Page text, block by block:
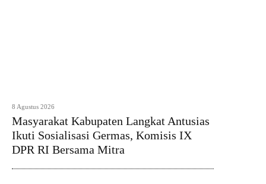
8 Agustus 2026
Masyarakat Kabupaten Langkat Antusias
Ikuti Sosialisasi Germas, Komisis IX
DPR RI Bersama Mitra